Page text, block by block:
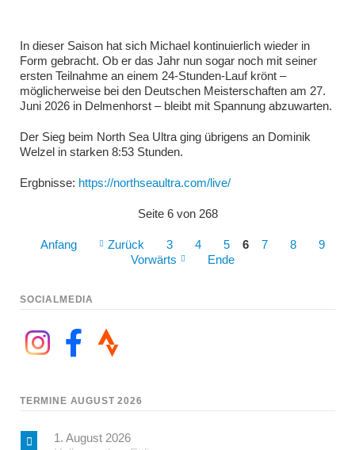
In dieser Saison hat sich Michael kontinuierlich wieder in
Form gebracht. Ob er das Jahr nun sogar noch mit seiner
ersten Teilnahme an einem 24-Stunden-Lauf krönt –
möglicherweise bei den Deutschen Meisterschaften am 27.
Juni 2026 in Delmenhorst – bleibt mit Spannung abzuwarten.
Der Sieg beim North Sea Ultra ging übrigens an Dominik
Welzel in starken 8:53 Stunden.
Ergbnisse: https://northseaultra.com/live/
Seite 6 von 268
Anfang Zurück 3 4 5 6 7 8
9
Vorwärts
Ende
SOCIALMEDIA
TERMINE AUGUST 2026
1. August 2026